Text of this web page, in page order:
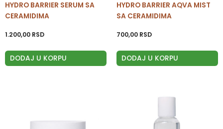
HYDRO BARRIER SERUM SA
CERAMIDIMA
1.200,00 RSD
DODAJ U KORPU
HYDRO BARRIER AQVA MIST
SA CERAMIDIMA
700,00 RSD
DODAJ U KORPU